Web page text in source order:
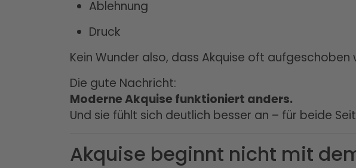
Ablehnung
Druck
Kein Wunder also, dass Akquise oft aufgeschoben
Die gute Nachricht:
Moderne Akquise funktioniert anders.
Und sie fühlt sich deutlich besser an – für beide
Akquise beginnt nicht mit